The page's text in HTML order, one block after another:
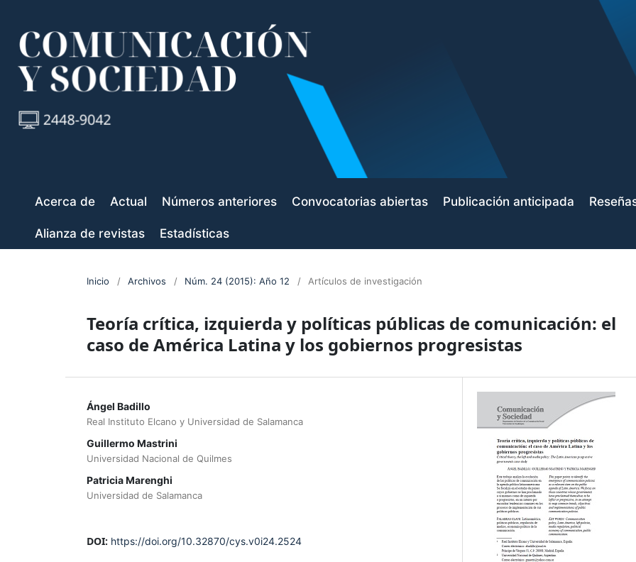
Acerca de Actual Números anteriores Convocatorias abiertas Publicación anticipada
Alianza de revistas Estadísticas
Inicio / Archivos / Núm. 24 (2015): Año 12 / Artículos de investigación
Teoría crítica, izquierda y políticas públicas de comunicación: el
caso de América Latina y los gobiernos progresistas
Ángel Badillo
Real Instituto Elcano y Universidad de Salamanca
Guillermo Mastrini
Universidad Nacional de Quilmes
Patricia Marenghi
Universidad de Salamanca
DOI: https://doi.org/10.32870/cys.v0i24.2524